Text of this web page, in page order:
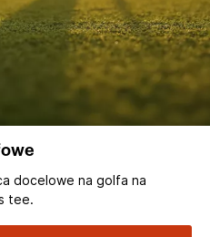
docelowe na golfa na
tee.